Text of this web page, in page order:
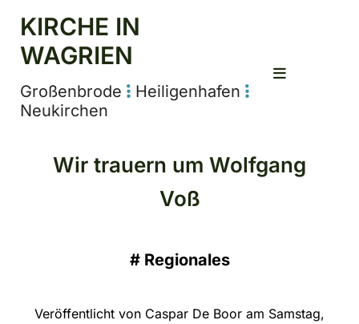
KIRCHE IN
WAGRIEN
Großenbrode  Heiligenhafen 
Neukirchen
Wir trauern um Wolfgang
Voß
# Regionales
Veröffentlicht von Caspar De Boor am Samstag,